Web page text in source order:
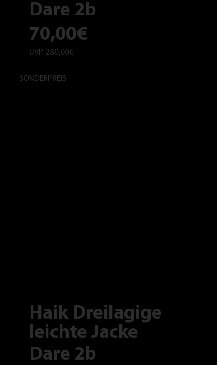
Dare 2b
70,00€
UVP 280,00€
Haik Dreilagige
leichte Jacke
Dare 2b
SONDERPREIS